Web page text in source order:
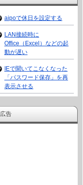
aipoで休日を設定する
LAN接続時に
Office（Excel）などの起
動が遅い
IEで聞いてこなくなった
「パスワード保存」を再
表示させる
広告